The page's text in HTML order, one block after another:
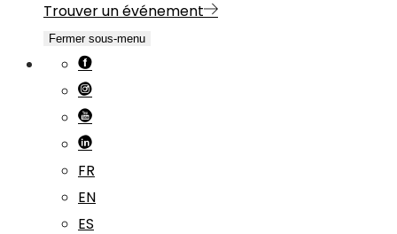
Trouver un événement
Fermer sous-menu
FR
EN
ES